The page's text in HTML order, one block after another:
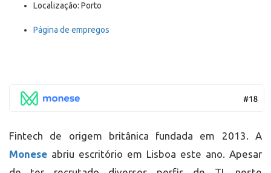
Localização: Porto
Página de empregos
Fintech de origem britânica fundada em 2013. A
Monese abriu escritório em Lisboa este ano. Apesar